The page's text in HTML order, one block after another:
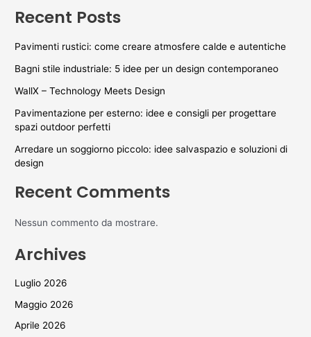
Recent Posts
Pavimenti rustici: come creare atmosfere calde e autentiche
Bagni stile industriale: 5 idee per un design contemporaneo
WallX – Technology Meets Design
Pavimentazione per esterno: idee e consigli per progettare
spazi outdoor perfetti
Arredare un soggiorno piccolo: idee salvaspazio e soluzioni di
design
Recent Comments
Nessun commento da mostrare.
Archives
Luglio 2026
Maggio 2026
Aprile 2026